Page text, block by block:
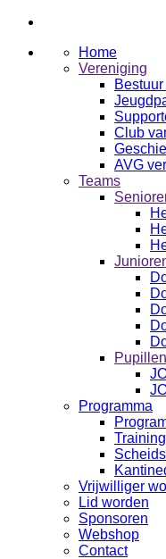
Home
Vereniging
Club
AVG
Teams
Pupillen
Programma
Vrijwilliger
Lid worden
Sponsoren
Webshop
Contact